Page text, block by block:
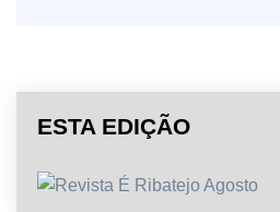
ESTA EDIÇÃO